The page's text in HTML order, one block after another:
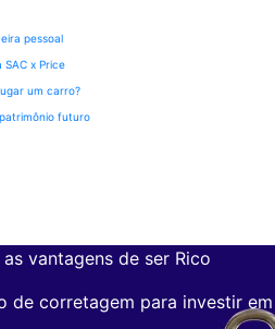
pessoal
SAC x Price
um carro?
futuro
vantagens de ser Rico
de corretagem para investir